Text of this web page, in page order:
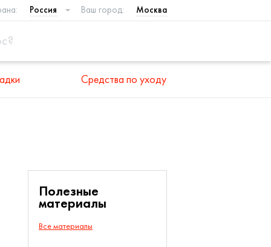
Россия Ваш город: Москва
Средства по уходу
Полезные
материалы
Все материалы